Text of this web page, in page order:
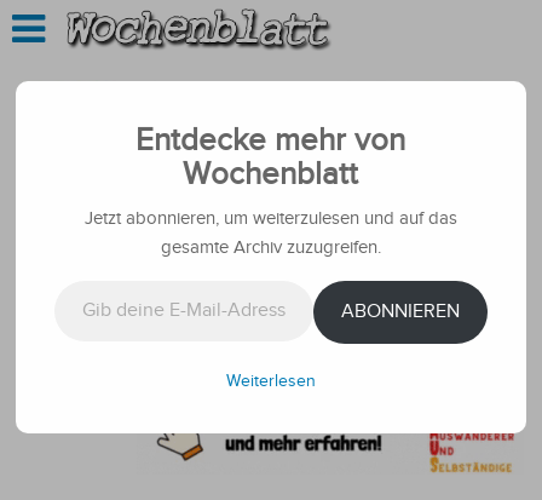
Entdecke mehr von
Wochenblatt
Jetzt abonnieren, um weiterzulesen und auf das
gesamte Archiv zuzugreifen.
ABONNIEREN
Weiterlesen